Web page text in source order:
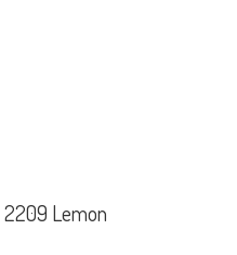
Lemon